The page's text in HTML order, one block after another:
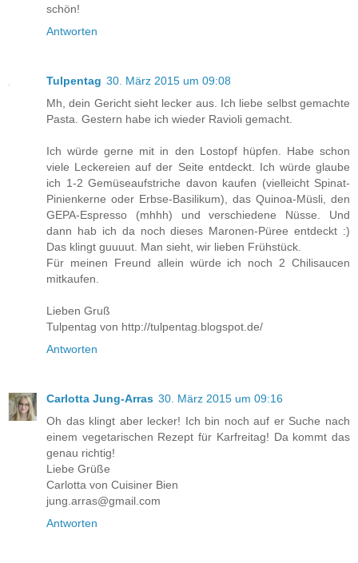
schön!
Antworten
Tulpentag 30. März 2015 um 09:08
Mh, dein Gericht sieht lecker aus. Ich liebe selbst gemachte
Pasta. Gestern habe ich wieder Ravioli gemacht.
Ich würde gerne mit in den Lostopf hüpfen. Habe schon
viele Leckereien auf der Seite entdeckt. Ich würde glaube
ich 1-2 Gemüseaufstriche davon kaufen (vielleicht Spinat-
Pinienkerne oder Erbse-Basilikum), das Quinoa-Müsli, den
GEPA-Espresso (mhhh) und verschiedene Nüsse. Und
dann hab ich da noch dieses Maronen-Püree entdeckt :)
Das klingt guuuut. Man sieht, wir lieben Frühstück.
Für meinen Freund allein würde ich noch 2 Chilisaucen
mitkaufen.
Lieben Gruß
Tulpentag von http://tulpentag.blogspot.de/
Antworten
Carlotta Jung-Arras 30. März 2015 um 09:16
Oh das klingt aber lecker! Ich bin noch auf er Suche nach
einem vegetarischen Rezept für Karfreitag! Da kommt das
genau richtig!
Liebe Grüße
Carlotta von Cuisiner Bien
jung.arras@gmail.com
Antworten